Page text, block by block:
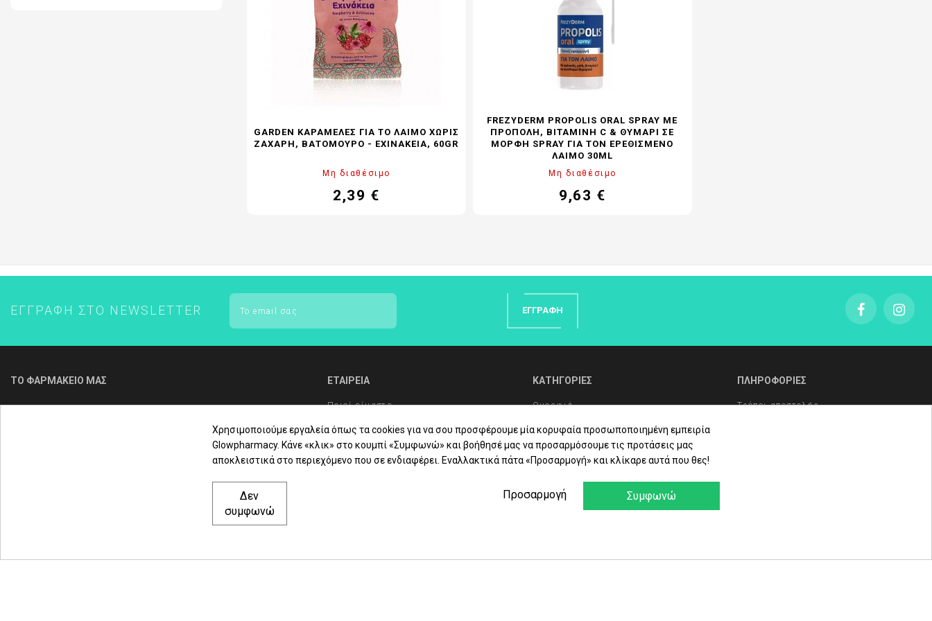
GARDEN ΚΑΡΑΜΈΛΕΣ ΓΙΑ ΤΟ ΛΑΙΜΌ ΧΩΡΊΣ
ΖΆΧΑΡΗ, ΒΑΤΌΜΟΥΡΟ - ΕΧΙΝΆΚΕΙΑ, 60GR
Μη διαθέσιμο
Τιμή
2,39 €
FREZYDERM PROPOLIS ORAL SPRAY ΜΕ
ΠΡΌΠΟΛΗ, ΒΙΤΑΜΊΝΗ C & ΘΥΜΆΡΙ ΣΕ
ΜΟΡΦΉ SPRAY ΓΙΑ ΤΟΝ ΕΡΕΘΙΣΜΈΝΟ
ΛΑΙΜΌ 30ML
Μη διαθέσιμο
Τιμή
9,63 €
ΕΓΓΡΑΦΉ ΣΤΟ NEWSLETTER ΕΓΓΡΑΦΉ
ΤΟ ΦΑΡΜΑΚΕΙΟ ΜΑΣ
Για τηλεφωνική παραγγελία & εξυπηρέτηση
ΕΤΑΙΡΕΙΑ
Ποιοί είμαστε
Συχνές Ερωτήσεις
Συμβουλές Υγείας
ΚΑΤΗΓΟΡΙΕΣ
Ομορφιά
Υγιεινή Σώματος
Στοματική Υγιεινή
Φαρμακείο
ΠΛΗΡΟΦΟΡΙΕΣ
Τρόποι αποστολής
Χρησιμοποιούμε εργαλεία όπως τα cookies για να σου προσφέρουμε μία κορυφαία προσωποποιημένη εμπειρία
Glowpharmacy. Κάνε «κλικ» στο κουμπί «Συμφωνώ» και βοήθησέ μας να προσαρμόσουμε τις προτάσεις μας
αποκλειστικά στο περιεχόμενο που σε ενδιαφέρει. Εναλλακτικά πάτα «Προσαρμογή» και κλίκαρε αυτά που θες!
Συμφωνώ
Δεν
συμφωνώ
Προσαρμογή